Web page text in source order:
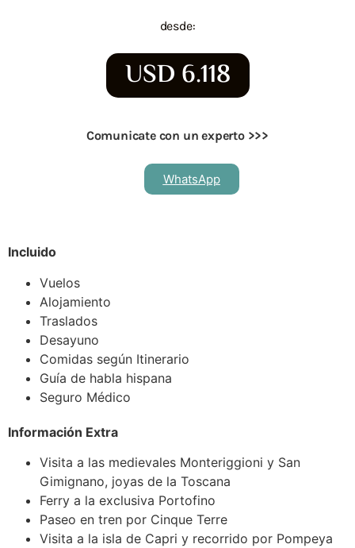
desde:
USD 6.118
Comunicate con un experto >>>
WhatsApp
Incluido
Vuelos
Alojamiento
Traslados
Desayuno
Comidas según Itinerario
Guía de habla hispana
Seguro Médico
Información Extra
Visita a las medievales Monteriggioni y San
Gimignano, joyas de la Toscana
Ferry a la exclusiva Portofino
Paseo en tren por Cinque Terre
Visita a la isla de Capri y recorrido por Pompeya